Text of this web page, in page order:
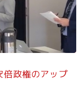
政権のアップ